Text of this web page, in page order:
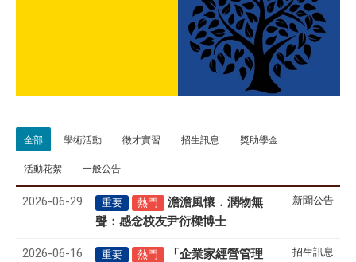
全部 學術活動 徵才實習 招生訊息 獎助學金
活動花絮 一般公告
2026-06-29 重要 熱門
澹澹風懷．潤物無
聲 ： 感念校友尹衍樑博士
新聞公告
2026-06-16 重要 熱門
「企業家經營管理
招生訊息